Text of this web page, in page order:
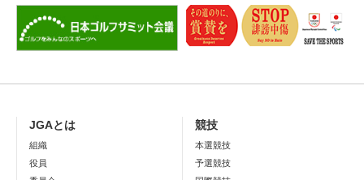
JGAとは
組織
役員
競技
本選競技
予選競技